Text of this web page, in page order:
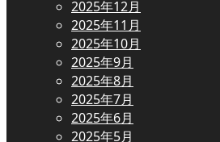
2025年12月
2025年11月
2025年10月
2025年9月
2025年8月
2025年7月
2025年6月
2025年5月